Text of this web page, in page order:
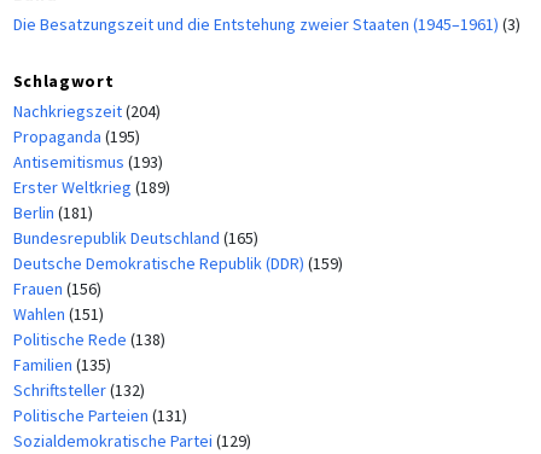
Die Besatzungszeit und die Entstehung zweier Staaten (1945–1961) (3)
Schlagwort
Nachkriegszeit(204)
Propaganda (195)
Antisemitismus (193)
Erster Weltkrieg (189)
Berlin (181)
Bundesrepublik Deutschland (165)
Deutsche Demokratische Republik (DDR) (159)
Frauen (156)
Wahlen (151)
Politische Rede (138)
Familien (135)
Schriftsteller(132)
Politische Parteien (131)
Sozialdemokratische Partei (129)